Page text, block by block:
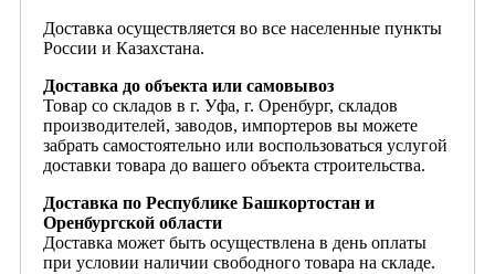
Доставка осуществляется во все населенные пункты
России и Казахстана.
Доставка до объекта или самовывоз
Товар со складов в г. Уфа, г. Оренбург, складов
производителей, заводов, импортеров вы можете
забрать самостоятельно или воспользоваться услугой
доставки товара до вашего объекта строительства.
Доставка по Республике Башкортостан и
Оренбургской области
Доставка может быть осуществлена в день оплаты
при условии наличии свободного товара на складе.